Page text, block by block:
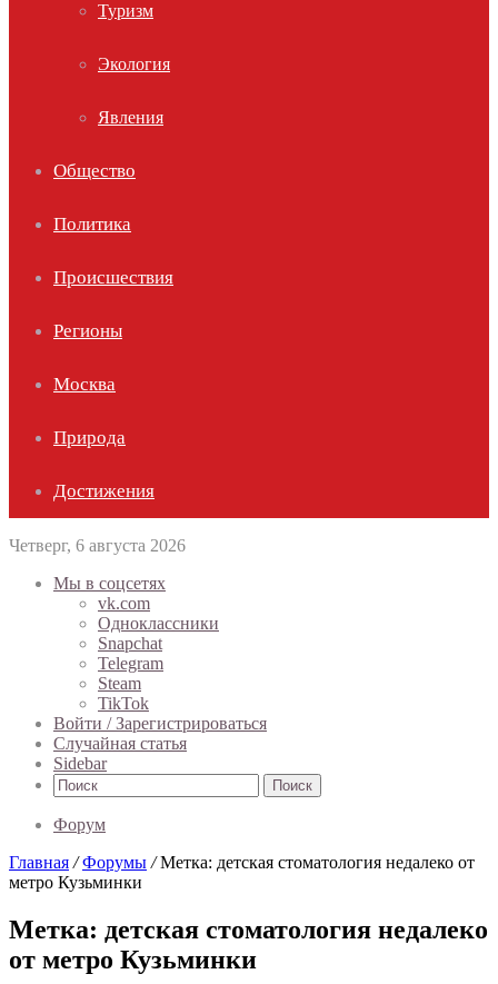
Туризм
Экология
Явления
Общество
Политика
Происшествия
Регионы
Москва
Природа
Достижения
Четверг, 6 августа 2026
Мы в соцсетях
vk.com
Одноклассники
Snapchat
Telegram
Steam
TikTok
Войти / Зарегистрироваться
Случайная статья
Sidebar
Поиск
Форум
Главная / Форумы / Метка: детская стоматология недалеко от
метро Кузьминки
Метка: детская стоматология недалеко
от метро Кузьминки